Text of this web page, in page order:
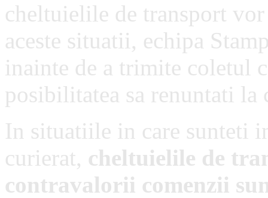
cheltuielile de transport
aceste situatii, echipa
inainte de a trimite coletul
posibilitatea sa renuntati la
In situatiile in care sunteti
curierat, cheltuielile de
contravalorii comenzii